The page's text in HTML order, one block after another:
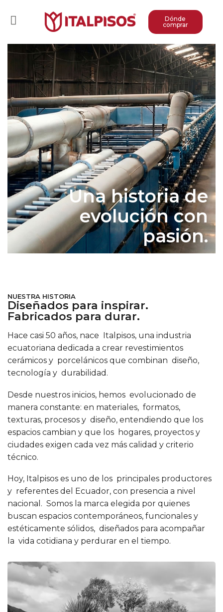
Dónde
comprar
Una historia de
evolución con
pasión.
NUESTRA HISTORIA
Diseñados para inspirar.
Fabricados para durar.
Hace casi 50 años, nace Italpisos, una industria
ecuatoriana dedicada a crear revestimientos
cerámicos y porcelánicos que combinan diseño,
tecnología y durabilidad.
Desde nuestros inicios, hemos evolucionado de
manera constante: en materiales, formatos,
texturas, procesos y diseño, entendiendo que los
espacios cambian y que los hogares, proyectos y
ciudades exigen cada vez más calidad y criterio
técnico.
Hoy, Italpisos es uno de los principales productores
y referentes del Ecuador, con presencia a nivel
nacional. Somos la marca elegida por quienes
buscan espacios contemporáneos, funcionales y
estéticamente sólidos, diseñados para acompañar
la vida cotidiana y perdurar en el tiempo.